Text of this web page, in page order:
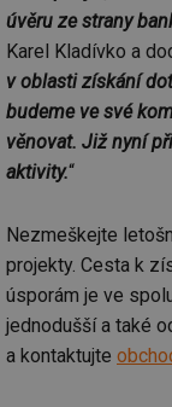
úvěru ze strany
Karel Kladívko a
v oblasti získání
budeme ve své
věnovat. Již nyní
aktivity.“
Nezmeškejte
projekty. Cesta k
úsporám je ve
jednodušší a také
a kontaktujte